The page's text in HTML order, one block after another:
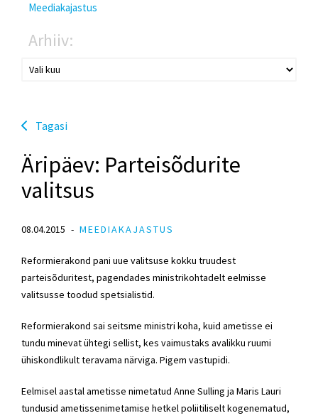
Meediakajastus
Arhiiv:
Tagasi
Äripäev: Parteisõdurite
valitsus
08.04.2015 MEEDIAKAJASTUS
Reformierakond pani uue valitsuse kokku truudest
parteisõduritest, pagendades ministrikohtadelt eelmisse
valitsusse toodud spetsialistid.
Reformierakond sai seitsme ministri koha, kuid ametisse ei
tundu minevat ühtegi sellist, kes vaimustaks avalikku ruumi
ühiskondlikult teravama närviga. Pigem vastupidi.
Eelmisel aastal ametisse nimetatud Anne Sulling ja Maris Lauri
tundusid ametissenimetamise hetkel poliitiliselt kogenematud,